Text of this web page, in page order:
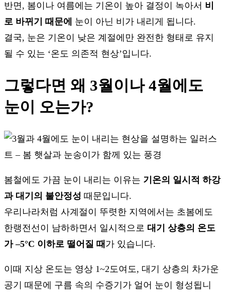
반면, 봄이나 여름에는 기온이 높아 결정이 녹아서 비
로 바뀌기 때문에
눈이 아닌 비가 내리게 됩니다.
결국, 눈은 기온이 낮은 계절에만 완전한 형태로 유지
될 수 있는 ‘온도 의존적 현상’입니다.
그렇다면 왜 3월이나 4월에도
눈이 오는가?
봄철에도 가끔 눈이 내리는 이유는 기온의 일시적 하강
과 대기의 불안정성 때문입니다.
우리나라처럼 사계절이 뚜렷한 지역에서는 초봄에도
한랭전선이 남하하면서 일시적으로 대기 상층의 온도
가 –5°C 이하로 떨어질 때 가 있습니다.
이때 지상 온도는 영상 1~2도여도, 대기 상층의 차가운
공기 때문에 구름 속의 수증기가 얼어 눈이 형성됩니